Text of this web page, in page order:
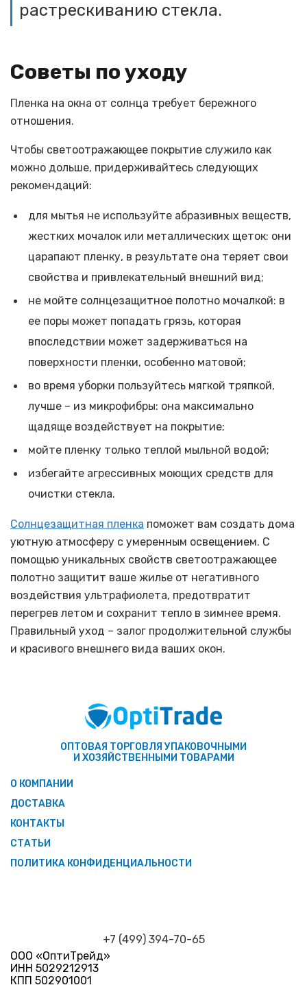
растрескиванию стекла.
Советы по уходу
Пленка на окна от солнца требует бережного
отношения.
Чтобы светоотражающее покрытие служило как
можно дольше, придерживайтесь следующих
рекомендаций:
для мытья не используйте абразивных веществ,
жестких мочалок или металлических щеток: они
царапают пленку, в результате она теряет свои
свойства и привлекательный внешний вид;
не мойте солнцезащитное полотно мочалкой: в
ее поры может попадать грязь, которая
впоследствии может задерживаться на
поверхности пленки, особенно матовой;
во время уборки пользуйтесь мягкой тряпкой,
лучше – из микрофибры: она максимально
щадяще воздействует на покрытие;
мойте пленку только теплой мыльной водой;
избегайте агрессивных моющих средств для
очистки стекла.
Солнцезащитная пленка поможет вам создать дома
уютную атмосферу с умеренным освещением. С
помощью уникальных свойств светоотражающее
полотно защитит ваше жилье от негативного
воздействия ультрафиолета, предотвратит
перегрев летом и сохранит тепло в зимнее время.
Правильный уход – залог продолжительной службы
и красивого внешнего вида ваших окон.
ОПТОВАЯ ТОРГОВЛЯ УПАКОВОЧНЫМИ
И ХОЗЯЙСТВЕННЫМИ ТОВАРАМИ
О КОМПАНИИ
ДОСТАВКА
КОНТАКТЫ
СТАТЬИ
ПОЛИТИКА КОНФИДЕНЦИАЛЬНОСТИ
+7 (499) 394-70-65
ООО «ОптиТрейд»
ИНН 5029212913
КПП 502901001